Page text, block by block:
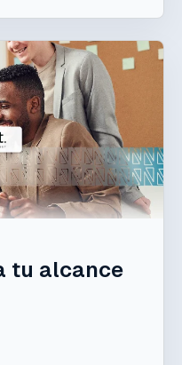
tu alcance